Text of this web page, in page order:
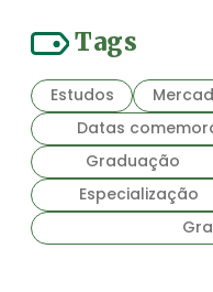
Tags
Estudos
Datas
Graduação
Especialização